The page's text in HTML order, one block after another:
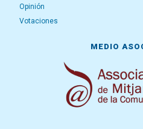
Opinión
Votaciones
MEDIO